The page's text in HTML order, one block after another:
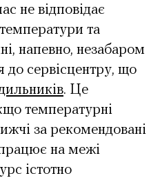
не відповідає
та
напевно, незабаром
до сервісцентру, що
. Це
температурні
за рекомендовані
на межі
істотно